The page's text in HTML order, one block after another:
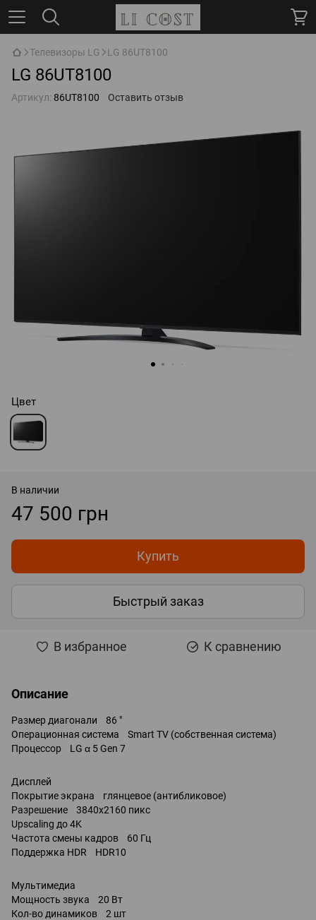
Телевизоры LG LG 86UT8100
LG 86UT8100
Артикул: 86UT8100 Оставить отзыв
Цвет
В наличии
47 500 грн
Купить
Быстрый заказ
В избранное К сравнению
Описание
Размер диагонали 86 "
Операционная система Smart TV (собственная система)
Процессор LG α 5 Gen 7
Дисплей
Покрытие экрана глянцевое (антибликовое)
Разрешение 3840x2160 пикс
Upscaling до 4K
Частота смены кадров 60 Гц
Поддержка HDR HDR10
Мультимедиа
Мощность звука 20 Вт
Кол-во динамиков 2 шт